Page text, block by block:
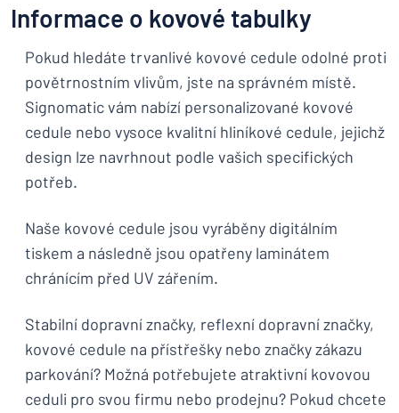
Informace o kovové tabulky
Pokud hledáte trvanlivé kovové cedule odolné proti
povětrnostním vlivům, jste na správném místě.
Signomatic vám nabízí personalizované kovové
cedule nebo vysoce kvalitní hliníkové cedule, jejichž
design lze navrhnout podle vašich specifických
potřeb.
Naše kovové cedule jsou vyráběny digitálním
tiskem a následně jsou opatřeny laminátem
chránícím před UV zářením.
Stabilní dopravní značky, reflexní dopravní značky,
kovové cedule na přístřešky nebo značky zákazu
parkování? Možná potřebujete atraktivní kovovou
ceduli pro svou firmu nebo prodejnu? Pokud chcete